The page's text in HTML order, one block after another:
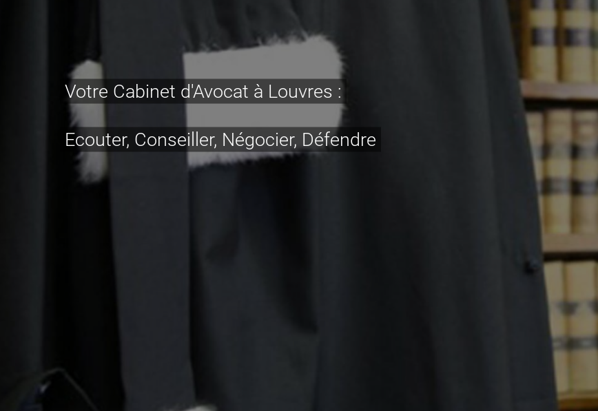
Votre Cabinet d'Avocat à Louvres :
Ecouter, Conseiller, Négocier, Défendre